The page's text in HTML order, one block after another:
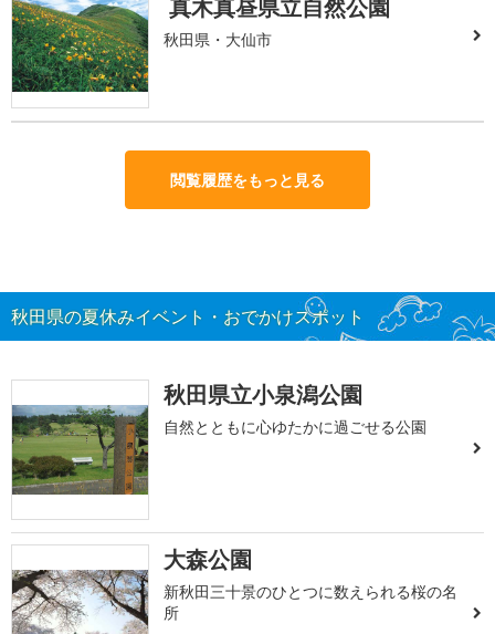
真木真昼県立自然公園
秋田県・大仙市
閲覧履歴をもっと見る
秋田県の夏休みイベント・おでかけスポット
秋田県立小泉潟公園
自然とともに心ゆたかに過ごせる公園
大森公園
新秋田三十景のひとつに数えられる桜の名
所